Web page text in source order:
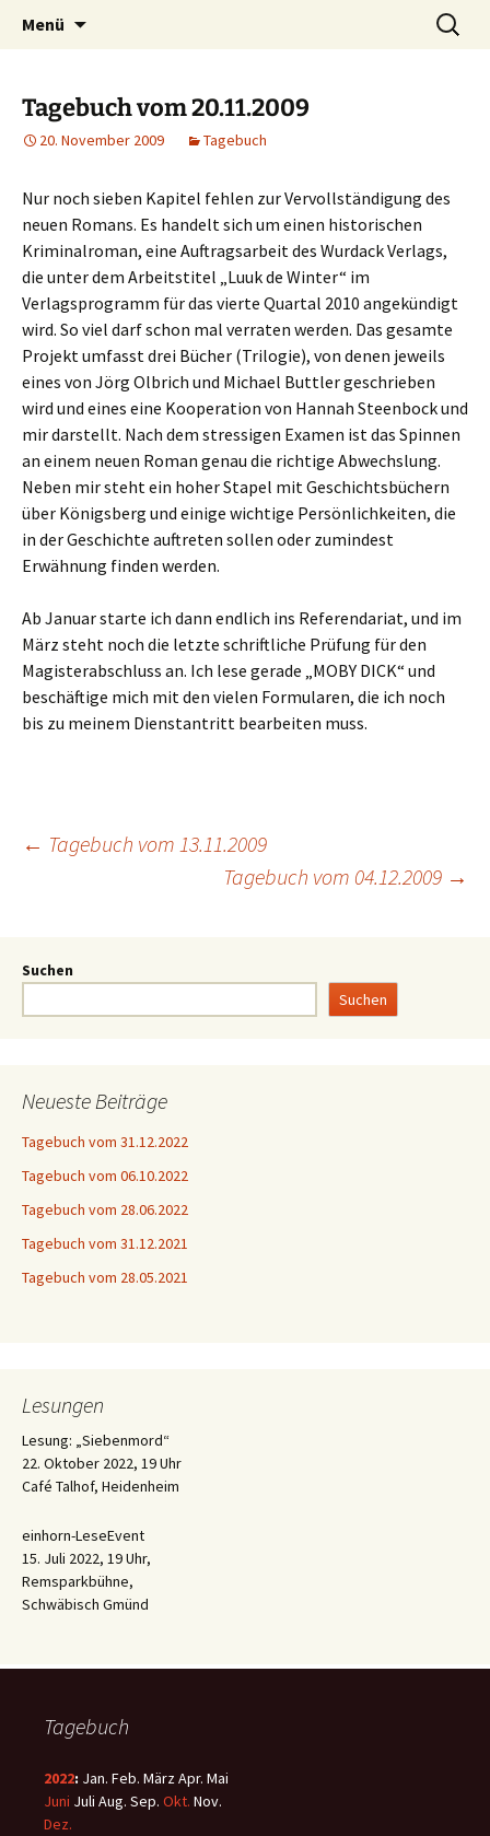
Timo Bader
Willkommen im Reich der Geschichten
Menü
Tagebuch vom 20.11.2009
20. November 2009 Tagebuch
Nur noch sieben Kapitel fehlen zur Vervollständigung des
neuen Romans. Es handelt sich um einen historischen
Kriminalroman, eine Auftragsarbeit des Wurdack Verlags,
die unter dem Arbeitstitel „Luuk de Winter“ im
Verlagsprogramm für das vierte Quartal 2010 angekündigt
wird. So viel darf schon mal verraten werden. Das gesamte
Projekt umfasst drei Bücher (Trilogie), von denen jeweils
eines von Jörg Olbrich und Michael Buttler geschrieben
wird und eines eine Kooperation von Hannah Steenbock und
mir darstellt. Nach dem stressigen Examen ist das Spinnen
an einem neuen Roman genau die richtige Abwechslung.
Neben mir steht ein hoher Stapel mit Geschichtsbüchern
über Königsberg und einige wichtige Persönlichkeiten, die
in der Geschichte auftreten sollen oder zumindest
Erwähnung finden werden.
Ab Januar starte ich dann endlich ins Referendariat, und im
März steht noch die letzte schriftliche Prüfung für den
Magisterabschluss an. Ich lese gerade „MOBY DICK“ und
beschäftige mich mit den vielen Formularen, die ich noch
bis zu meinem Dienstantritt bearbeiten muss.
← Tagebuch vom 13.11.2009
Tagebuch vom 04.12.2009 →
Suchen
Suchen
Neueste Beiträge
Tagebuch vom 31.12.2022
Tagebuch vom 06.10.2022
Tagebuch vom 28.06.2022
Tagebuch vom 31.12.2021
Tagebuch vom 28.05.2021
Lesungen
Lesung: „Siebenmord“
22. Oktober 2022, 19 Uhr
Café Talhof, Heidenheim
einhorn-LeseEvent
15. Juli 2022, 19 Uhr,
Remsparkbühne,
Schwäbisch Gmünd
Tagebuch
2022: Jan. Feb. MärzApr. Mai
Juni Juli Aug. Sep. Okt. Nov.
Dez.